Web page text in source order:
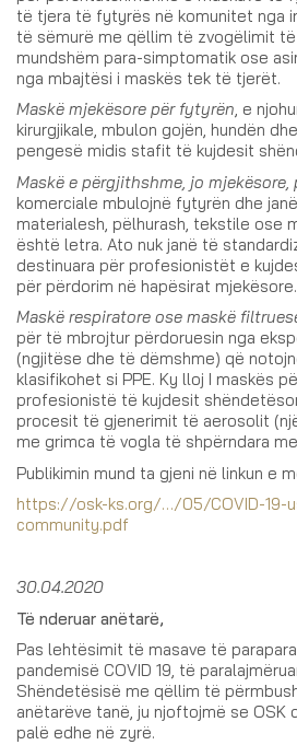
të tjera të fytyrës në komunitet nga
të sëmurë me qëllim të zvogëlimit
mundshëm para-simptomatik ose
nga mbajtësi i maskës tek të tjerët.
Maskë mjekësore për fytyrën, e
kirurgjikale, mbulon gojën, hundën
pengesë midis stafit të kujdesit
Maskë e përgjithshme, jo mjekësore,
​​komerciale mbulojnë fytyrën dhe
materialesh, pëlhurash, tekstile ose
është letra. Ato nuk janë të
destinuara për profesionistët e
për përdorim në hapësirat mjekësore.
Maskë respiratore ose maskë
për të mbrojtur përdoruesin nga
(ngjitëse dhe të dëmshme) që
klasifikohet si PPE. Ky lloj I maskës
profesionistë të kujdesit
procesit të gjenerimit të aerosolit
me grimca të vogla të shpërndara
Publikimin mund ta gjeni në linkun e
https://osk-ks.org/…/05/COVID-19-
community.pdf
30.04.2020
Të nderuar anëtarë,
Pas lehtësimit të masave të
pandemisë COVID 19, të
Shëndetësisë me qëllim të
anëtarëve tanë, ju njoftojmë se OSK
palë edhe në zyrë.